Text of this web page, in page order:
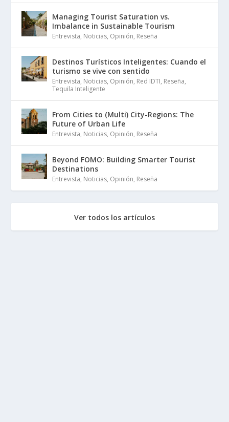
Managing Tourist Saturation vs.
Imbalance in Sustainable Tourism
Entrevista, Noticias, Opinión, Reseña
Destinos Turísticos Inteligentes: Cuando el
turismo se vive con sentido
Entrevista, Noticias, Opinión, Red IDTI, Reseña,
Tequila Inteligente
From Cities to (Multi) City-Regions: The
Future of Urban Life
Entrevista, Noticias, Opinión, Reseña
Beyond FOMO: Building Smarter Tourist
Destinations
Entrevista, Noticias, Opinión, Reseña
Ver todos los artículos